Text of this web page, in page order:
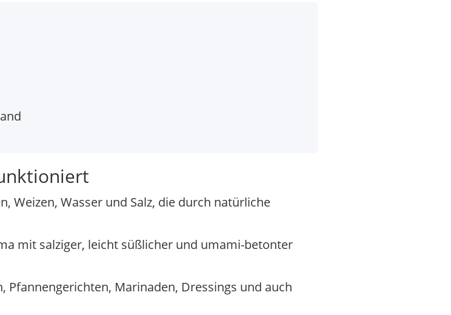
Weizen, Wasser und Salz, die durch natürliche
mit salziger, leicht süßlicher und umami-betonter
Pfannengerichten, Marinaden, Dressings und auch